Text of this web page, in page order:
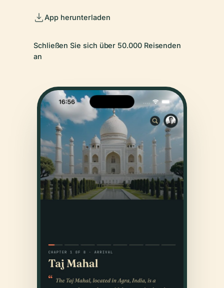
App herunterladen
Schließen Sie sich über 50.000 Reisenden
an